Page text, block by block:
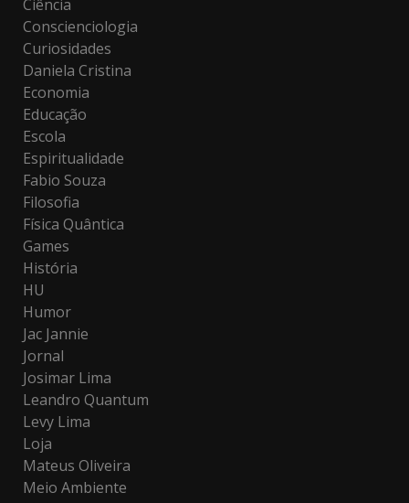
Ciência
Conscienciologia
Curiosidades
Daniela Cristina
Economia
Educação
Escola
Espiritualidade
Fabio Souza
Filosofia
Física Quântica
Games
História
HU
Humor
Jac Jannie
Jornal
Josimar Lima
Leandro Quantum
Levy Lima
Loja
Mateus Oliveira
Meio Ambiente